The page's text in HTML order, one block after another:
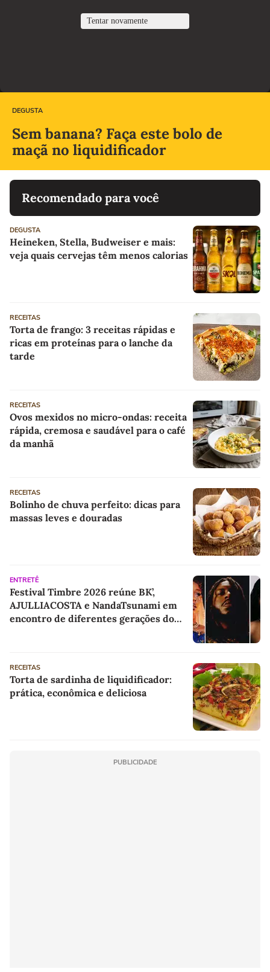
DEGUSTA
Sem banana? Faça este bolo de
maçã no liquidificador
Recomendado para você
DEGUSTA
Heineken, Stella, Budweiser e mais:
veja quais cervejas têm menos calorias
RECEITAS
Torta de frango: 3 receitas rápidas e
ricas em proteínas para o lanche da
tarde
RECEITAS
Ovos mexidos no micro-ondas: receita
rápida, cremosa e saudável para o café
da manhã
RECEITAS
Bolinho de chuva perfeito: dicas para
massas leves e douradas
ENTRETÊ
Festival Timbre 2026 reúne BK’,
AJULLIACOSTA e NandaTsunami em
encontro de diferentes gerações do
RECEITAS
Torta de sardinha de liquidificador:
prática, econômica e deliciosa
PUBLICIDADE